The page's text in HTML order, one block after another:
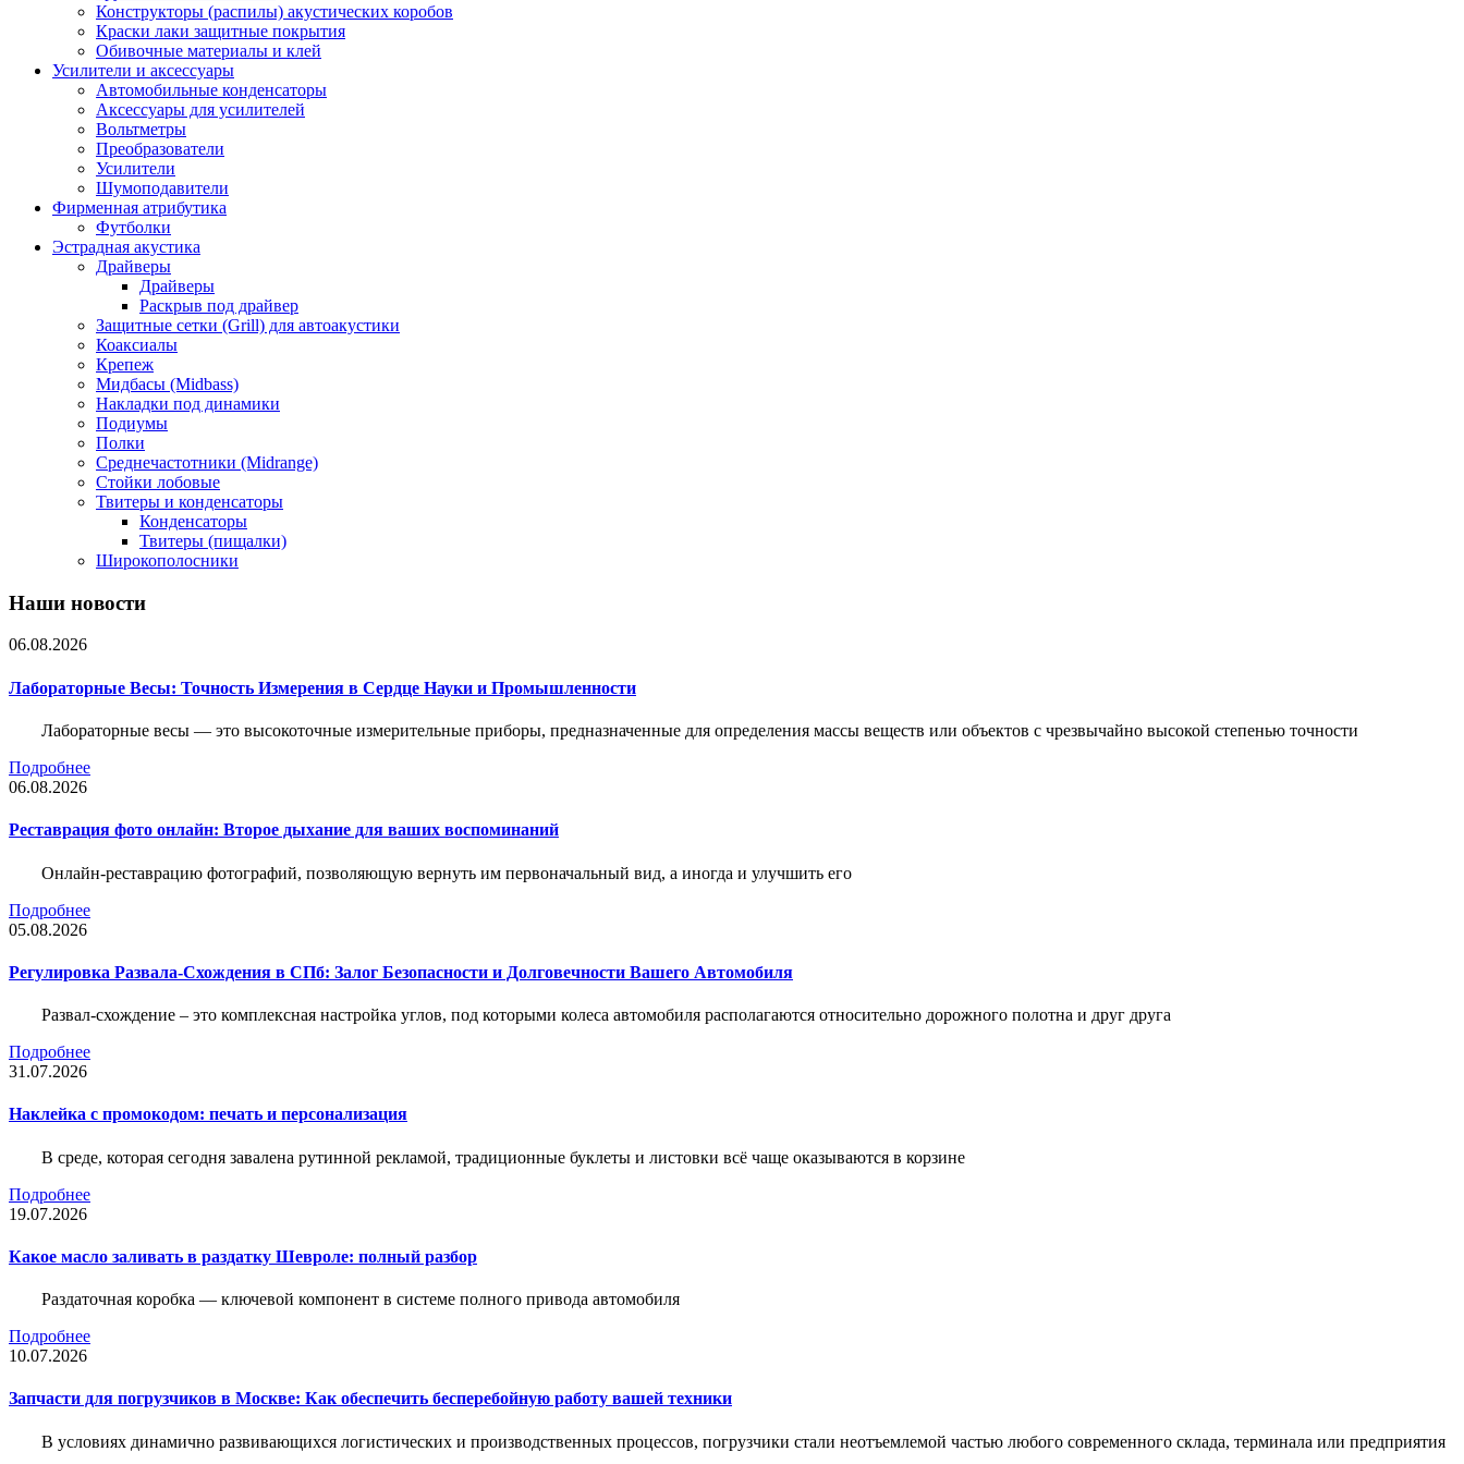
Конструкторы (распилы) акустических коробов
Краски лаки защитные покрытия
Обивочные материалы и клей
Усилители и аксессуары
Автомобильные конденсаторы
Аксессуары для усилителей
Вольтметры
Преобразователи
Усилители
Шумоподавители
Фирменная атрибутика
Футболки
Эстрадная акустика
Драйверы
Драйверы
Раскрыв под драйвер
Защитные сетки (Grill) для автоакустики
Коаксиалы
Крепеж
Мидбасы (Midbass)
Накладки под динамики
Подиумы
Полки
Среднечастотники (Midrange)
Стойки лобовые
Твитеры и конденсаторы
Конденсаторы
Твитеры (пищалки)
Широкополосники
Наши новости
06.08.2026
Лабораторные Весы: Точность Измерения в Сердце Науки и Промышленности
Лабораторные весы — это высокоточные измерительные приборы, предназначенные для определения массы веществ или объектов с чрезвычайно высокой степенью точности
Подробнее
06.08.2026
Реставрация фото онлайн: Второе дыхание для ваших воспоминаний
Онлайн-реставрацию фотографий, позволяющую вернуть им первоначальный вид, а иногда и улучшить его
Подробнее
05.08.2026
Регулировка Развала-Схождения в СПб: Залог Безопасности и Долговечности Вашего Автомобиля
Развал-схождение – это комплексная настройка углов, под которыми колеса автомобиля располагаются относительно дорожного полотна и друг друга
Подробнее
31.07.2026
Наклейка c промокодом: печать и персонализация
В среде, которая сегодня завалена рутинной рекламой, традиционные буклеты и листовки всё чаще оказываются в корзине
Подробнее
19.07.2026
Какое масло заливать в раздатку Шевроле: полный разбор
Раздаточная коробка — ключевой компонент в системе полного привода автомобиля
Подробнее
10.07.2026
Запчасти для погрузчиков в Москве: Как обеспечить бесперебойную работу вашей техники
В условиях динамично развивающихся логистических и производственных процессов, погрузчики стали неотъемлемой частью любого современного склада, терминала или предприятия